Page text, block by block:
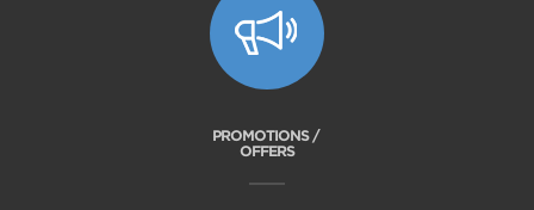
PROMOTIONS /
OFFERS